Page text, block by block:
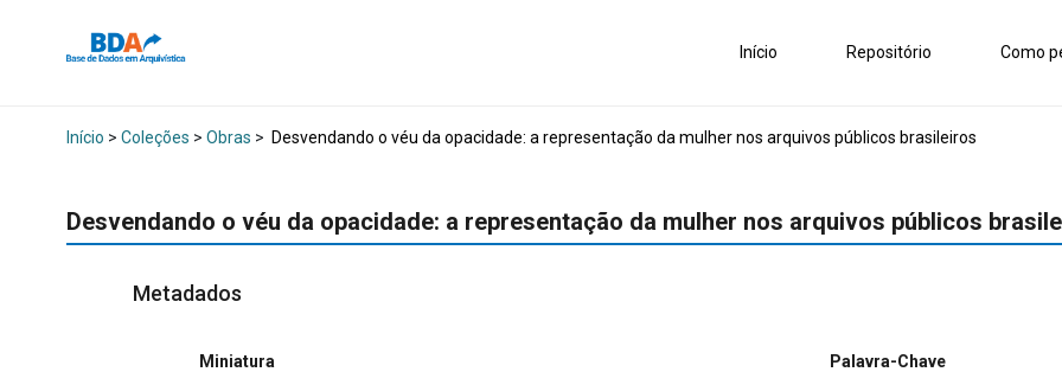
Início Repositório Como
Início > Coleções > Obras > Desvendando o véu da opacidade: a representação da mulher nos arquivos públicos brasileiros
Desvendando o véu da opacidade: a representação da mulher nos arquivos públicos
Metadados
Miniatura Palavra-Chave